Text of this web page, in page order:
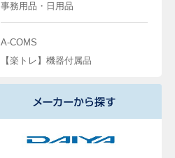
事務用品・日用品
A-COMS
【楽トレ】機器付属品